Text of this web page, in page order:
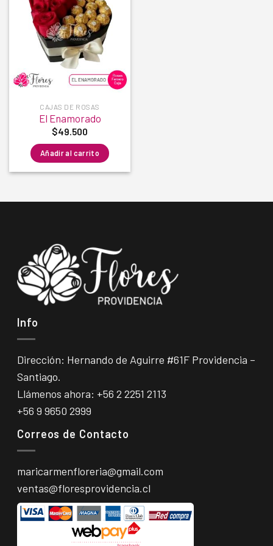
Añadir
a la
lista de
deseos
CAJAS DE ROSAS
El Enamorado
$49.500
Añadir al carrito
Info
Dirección: Hernando de Aguirre #61F Providencia –
Santiago.
Llámenos ahora: +56 2 2251 2113
+56 9 9650 2999
Correos de Contacto
maricarmenfloreria@gmail.com
ventas@floresprovidencia.cl